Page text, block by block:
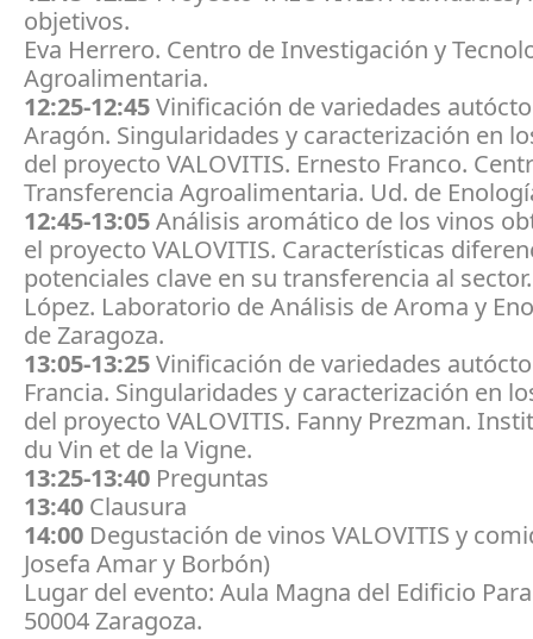
objetivos.
Eva Herrero. Centro de Investigación y
Agroalimentaria.
12:25-12:45Vinificación de variedades
Aragón. Singularidades y caracterización en
del proyecto VALOVITIS. Ernesto Franco.
Transferencia Agroalimentaria. Ud. de
12:45-13:05Análisis aromático de los vinos
el proyecto VALOVITIS. Características
potenciales clave en su transferencia al
López. Laboratorio de Análisis de Aroma y
de Zaragoza.
13:05-13:25Vinificación de variedades
Francia. Singularidades y caracterización en
del proyecto VALOVITIS. Fanny Prezman.
du Vin et de la Vigne.
13:25-13:40 Preguntas
13:40 Clausura
14:00 Degustación de vinos VALOVITIS y
Josefa Amar y Borbón)
Lugar del evento: Aula Magna del Edificio
50004 Zaragoza.